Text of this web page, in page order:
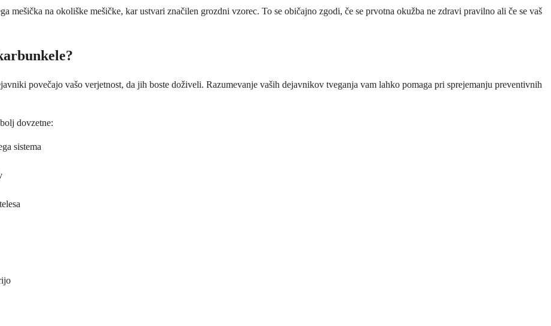
mešička na okoliške mešičke, kar ustvari značilen grozdni vzorec. To se običajno zgodi, če se prvotna okužba ne zdravi pravilno ali če se vaš
povečajo vašo verjetnost, da jih boste doživeli. Razumevanje vaših dejavnikov tveganja vam lahko pomaga pri sprejemanju preventivnih
dovzetne:
sistema